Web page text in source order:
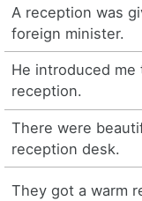
A reception was
foreign minister.
He introduced
reception.
There were
reception desk.
They got a warm